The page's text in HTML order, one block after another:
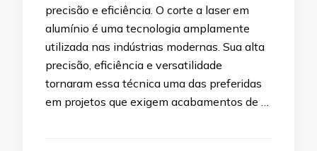
precisão e eficiência. O corte a laser em
alumínio é uma tecnologia amplamente
utilizada nas indústrias modernas. Sua alta
precisão, eficiência e versatilidade
tornaram essa técnica uma das preferidas
em projetos que exigem acabamentos de …